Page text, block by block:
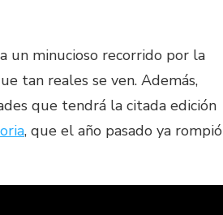
un minucioso recorrido por la
tan reales se ven. Además,
que tendrá la citada edición
, que el año pasado ya rompió